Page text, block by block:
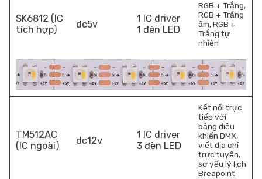
SK6812 (IC
tích hợp)
dc5v
1 IC driver
1 đèn LED
RGB + Trắng,
RGB + Trắng
ấm, RGB +
Trắng tự
nhiên
TM512AC
(IC ngoài)
dc12v
1 IC driver
3 đèn LED
Kết nối trực
tiếp với
bảng điều
khiển DMX,
viết địa chỉ
trực tuyến,
sơ yếu lý lịch
Breapoint